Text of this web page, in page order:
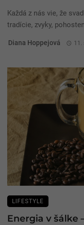
Každá z nás vie, že
tradície, zvyky,
Diana Hoppejová 11.
LIFESTYLE
Energia v šálke